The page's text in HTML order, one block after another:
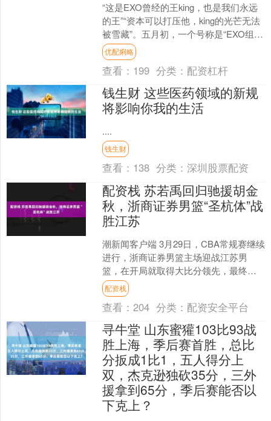
“这是EXO曾经的王king，也是我们永远
的王”“资本可以打压他，king的光芒无法
被雪藏”。五月初，一个号称是“EXO组合
的隐藏成员king”的“人”在互联网....
优配痢略
查看： 199 分类： 配资杠杆
钱生财 这些医药领域的新规
将影响你我的生活
....
钱生财
查看： 138 分类：深圳股票配资
配资栈 苏若禹回归驰援胡金
秋，浙商证券男篮“圣杭体”战
胜江苏
潮新闻客户端 3月29日，CBA常规赛继续
进行，浙商证券男篮主场迎战江苏男
篮，在开局就取得大比分领先，最终轻
松以91-53战胜对手，取得七连胜。浙江
广厦男篮昔日....
配资栈
查看：204 分类： 配资安全平台
寻牛堂 山东蜜獾103比93战
胜上海，季后赛首胜，总比
分扳成1比1，五人得分上
双，杰克逊独砍35分，三外
援拿到65分，季后赛能否以
下克上？